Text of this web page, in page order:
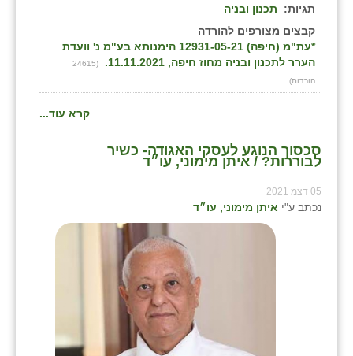
תגיות:
תכנון ובניה
קבצים מצורפים להורדה
*עת"מ (חיפה) 12931-05-21 הימנותא בע"מ נ' וועדת
הערר לתכנון ובניה מחוז חיפה, 11.11.2021.
(24615
הורדות)
קרא עוד...
סכסוך הנוגע לעסקי האגודה- כשיר
לבוררות? / איתן מימוני, עו״ד
05 דצמ 2021
נכתב ע"י איתן מימוני, עו״ד